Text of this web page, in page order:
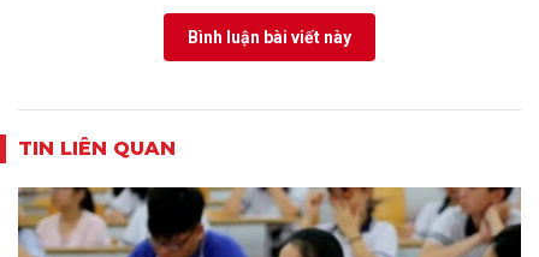
Bình luận bài viết này
TIN LIÊN QUAN